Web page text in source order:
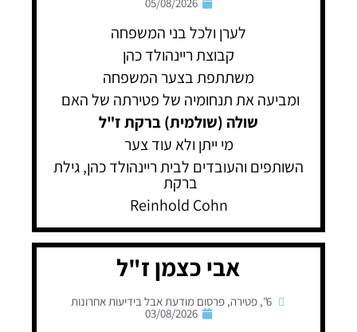
05/08/2026
לערן ולכל בני המשפחה
קבוצת ריינהולד כהן
משתתפת בצער המשפחה
ומביעה את תנחומיה של פטירתה של האם
שולה (שולמית) ברקת ז"ל
מי ייתן ולא עוד צער
השותפים והעובדים לבית ריינהולד כהן, גילת
ברקת
Reinhold Cohn
אבי כצמן ז"ל
6"
,פטירה,פרסום מודעת אבל בידיעות אחרונות
03/08/2026